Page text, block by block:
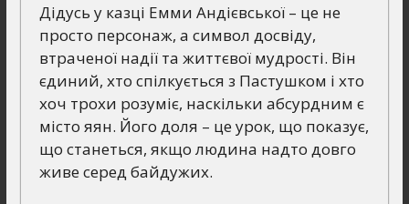
Дідусь у казці Емми Андієвської – це не
просто персонаж, а символ досвіду,
втраченої надії та життєвої мудрості. Він
єдиний, хто спілкується з Пастушком і хто
хоч трохи розуміє, наскільки абсурдним є
місто яян. Його доля – це урок, що показує,
що станеться, якщо людина надто довго
живе серед байдужих.